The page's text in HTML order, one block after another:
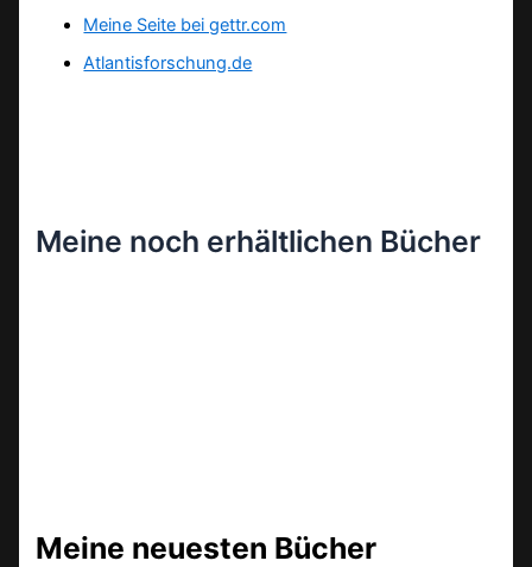
Meine Seite bei gettr.com
Atlantisforschung.de
Meine noch erhältlichen Bücher
Meine neuesten Bücher